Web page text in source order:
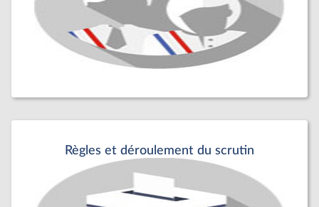
Règles et déroulement du scrutin